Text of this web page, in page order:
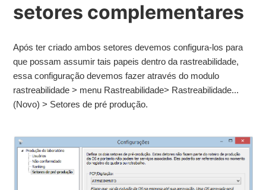
setores complementares
Após ter criado ambos setores devemos configura-los para
que possam assumir tais papeis dentro da rastreabilidade,
essa configuração devemos fazer através do modulo
rastreabilidade > menu Rastreabilidade> Rastreabilidade...
(Novo) > Setores de pré produção.